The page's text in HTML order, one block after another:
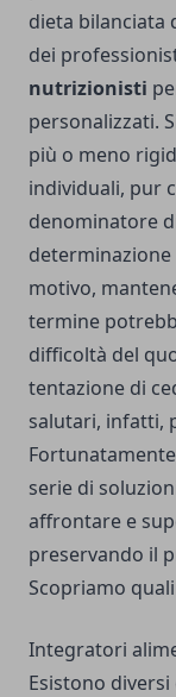
dieta bilanciata
dei
nutrizionisti
personalizzati.
più o meno
individuali, pur
denominatore
motivo,
termine
difficoltà del
tentazione di
salutari, infatti,
serie di
affrontare e
preservando il
Scopriamo
Integratori
Esistono